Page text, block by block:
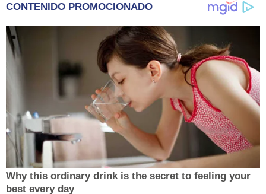
CONTENIDO PROMOCIONADO
Why this ordinary drink is the secret to feeling your
best every day